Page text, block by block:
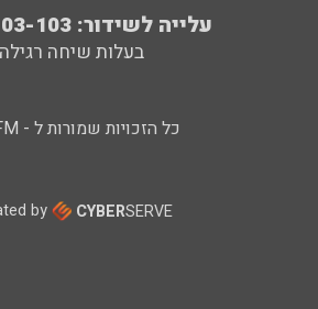
עלייה לשידור: 0552-103-103
בעלות שיחה רגילה
כל הזכויות שמורות ל - 103FM
by CYBERSERVE